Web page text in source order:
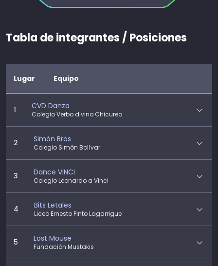
Tabla de integrantes / Posiciones
Lugar Equipo
1 CVD Danza
Colegio Verbo divino Chicureo
2 Simón Bros
Colegio Simón Bolívar
3 Dance VINCI
Colegio Leonardo a Vinci
4 Bits Letales
Liceo Ernesto Pinto Lagarrigue
5 Lost Mouse
Fundación Mustakis